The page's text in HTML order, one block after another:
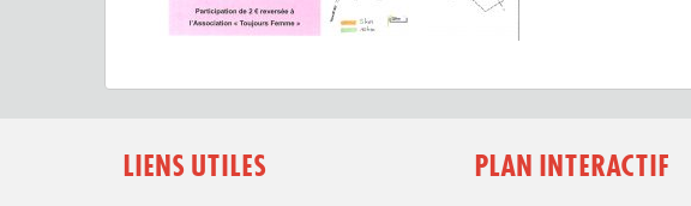
LIENS UTILES PLAN INTERACTIF